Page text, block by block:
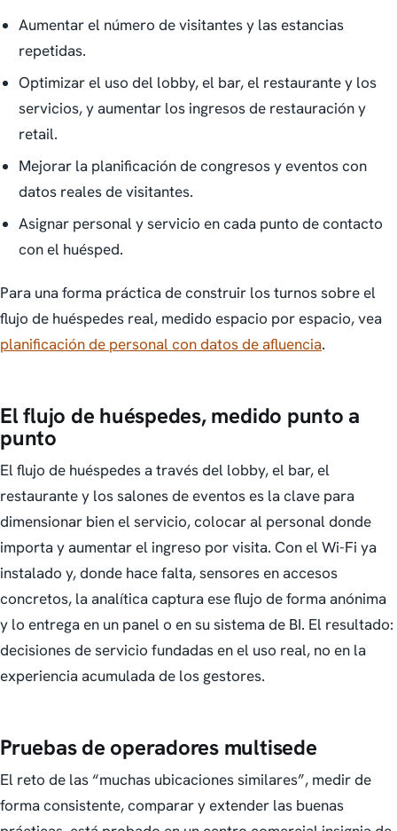
Aumentar el número de visitantes y las estancias
repetidas.
Optimizar el uso del lobby, el bar, el restaurante y los
servicios, y aumentar los ingresos de restauración y
retail.
Mejorar la planificación de congresos y eventos con
datos reales de visitantes.
Asignar personal y servicio en cada punto de contacto
con el huésped.
Para una forma práctica de construir los turnos sobre el
flujo de huéspedes real, medido espacio por espacio, vea
planificación de personal con datos de afluencia.
El flujo de huéspedes, medido punto a
punto
El flujo de huéspedes a través del lobby, el bar, el
restaurante y los salones de eventos es la clave para
dimensionar bien el servicio, colocar al personal donde
importa y aumentar el ingreso por visita. Con el Wi-Fi ya
instalado y, donde hace falta, sensores en accesos
concretos, la analítica captura ese flujo de forma anónima
y lo entrega en un panel o en su sistema de BI. El resultado:
decisiones de servicio fundadas en el uso real, no en la
experiencia acumulada de los gestores.
Pruebas de operadores multisede
El reto de las “muchas ubicaciones similares”, medir de
forma consistente, comparar y extender las buenas